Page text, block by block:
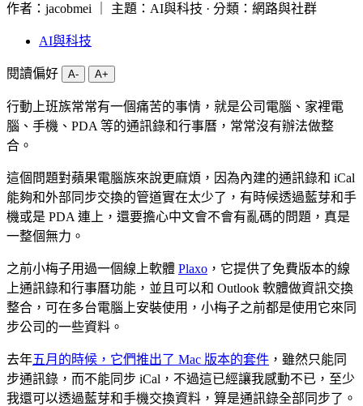
作者：jacobmei ｜ 主題：AI與科技 · 分類：網路與社群
AI與科技
閱讀偏好 A- A+
行動上班族常常有一個痛苦的事情，就是公司電腦、家裡電
腦、手機、PDA 等的通訊錄和行事曆，常常沒有辦法做整
合。
這個問題對蘋果電腦族來說更麻煩，因為內建的通訊錄和 iCal
能夠和外部同步交換的管道實在太少了，有時候透過藍芽和手
機或是 PDA 連上，還要擔心中文會不會有亂碼的問題，真是
一整個無力。
之前小梅子用過一個線上軟體 Plaxo ，它提供了免費版本的線
上通訊錄和行事曆功能，並且可以和 Outlook 軟體做資訊交換
整合，可在多台電腦上安裝使用，小梅子之前都是使用它來同
步公司的一些資料。
去年五月的時候，它們推出了 Mac 版本的套件 ，雖然只能同
步通訊錄，而不能同步 iCal，不過這已經讓我感動不已，至少
我還可以透過藍芽和手機交換資料，算是通訊錄全部同步了。